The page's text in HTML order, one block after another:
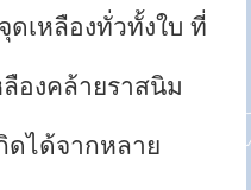
เหลืองทั่วทั้งใบ ที่
องคล้ายราสนิม
ดได้จากหลาย